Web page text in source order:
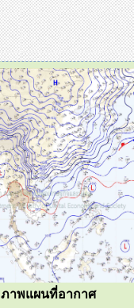
ภาพแผนที่อากาศ